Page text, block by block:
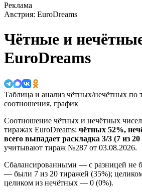
Реклама
Австрия: EuroDreams
Чётные и
EuroDreams
Таблица и анализ чётных/нечётных по
соотношения, график
Соотношение чётных и нечётных
тиражах EuroDreams: чётных 52%,
всего выпадает раскладка 3/3 (7 из
учитывают тираж №287 от 03.08.2026.
Сбалансированными — с разницей не
— были 7 из 20 тиражей (35%);
целиком из нечётных — 0 (0%).